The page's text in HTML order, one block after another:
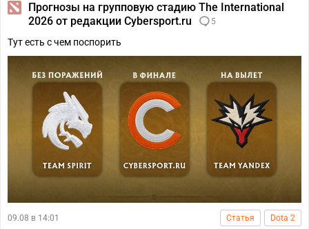
Прогнозы на групповую стадию The International
2026 от редакции Cybersport.ru
5
Тут есть с чем поспорить
09.08 в 14:01 Статья Dota 2